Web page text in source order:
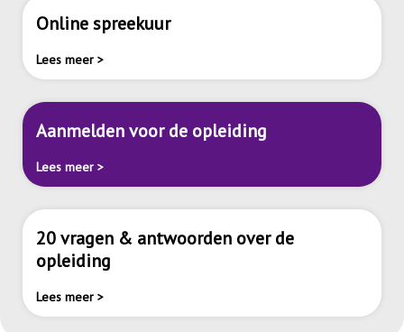
Online spreekuur
Lees meer >
Aanmelden voor de opleiding
Lees meer >
20 vragen & antwoorden over de
opleiding
Lees meer >